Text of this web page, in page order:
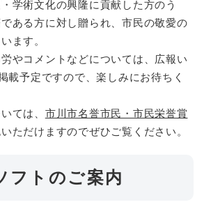
学術文化の興隆に貢献した方のう
ある方に対し贈られ、市民の敬愛の
ます。
やコメントなどについては、広報い
載予定ですので、楽しみにお待ちく
ては、 市川市名誉市民・市民栄誉賞
ただけますのでぜひご覧ください。
フトのご案内